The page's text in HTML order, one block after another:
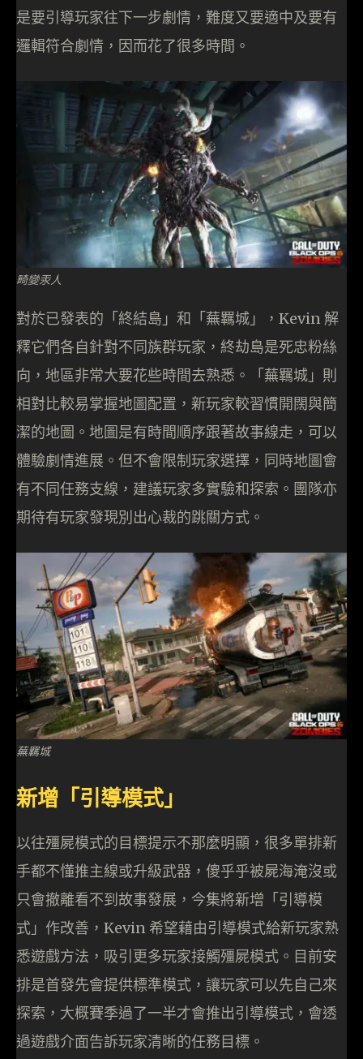
是要引導玩家往下一步劇情，難度又要適中及要有
邏輯符合劇情，因而花了很多時間。
畸變汞人
對於已發表的「終結島」和「蕪羈城」，Kevin 解
釋它們各自針對不同族群玩家，終劫島是死忠粉絲
向，地區非常大要花些時間去熟悉。「蕪羈城」則
相對比較易掌握地圖配置，新玩家較習慣開闊與簡
潔的地圖。地圖是有時間順序跟著故事線走，可以
體驗劇情進展。但不會限制玩家選擇，同時地圖會
有不同任務支線，建議玩家多實驗和探索。團隊亦
期待有玩家發現別出心裁的跳關方式。
蕪羈城
新增「引導模式」
以往殭屍模式的目標提示不那麼明顯，很多單排新
手都不懂推主線或升級武器，傻乎乎被屍海淹沒或
只會撤離看不到故事發展，今集將新增「引導模
式」作改善，Kevin 希望藉由引導模式給新玩家熟
悉遊戲方法，吸引更多玩家接觸殭屍模式。目前安
排是首發先會提供標準模式，讓玩家可以先自己來
探索，大概賽季過了一半才會推出引導模式，會透
過遊戲介面告訴玩家清晰的任務目標。